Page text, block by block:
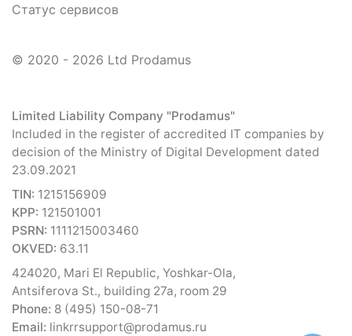
Статус сервисов
© 2020 - 2026 Ltd Prodamus
Limited Liability Company "Prodamus"
Included in the register of accredited IT companies by
decision of the Ministry of Digital Development dated
23.09.2021
TIN: 1215156909
KPP: 121501001
PSRN: 1111215003460
OKVED: 63.11
424020, Mari El Republic, Yoshkar-Ola,
Antsiferova St., building 27a, room 29
Phone: 8 (495) 150-08-71
Email: linkrrsupport@prodamus.ru